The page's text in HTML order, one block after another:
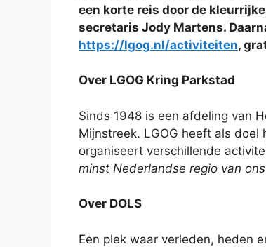
een korte reis door de
secretaris Jody Martens.
https://lgog.nl/activiteiten,
Over LGOG Kring Parkstad
Sinds 1948 is een afdeling van
Mijnstreek. LGOG heeft als
organiseert verschillende
minst Nederlandse regio van
Over DOLS
Een plek waar verleden, heden